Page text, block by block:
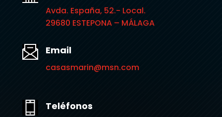
Avda. España, 52.- Local.
29680 ESTEPONA – MÁLAGA
Email
casasmarin@msn.com
Teléfonos